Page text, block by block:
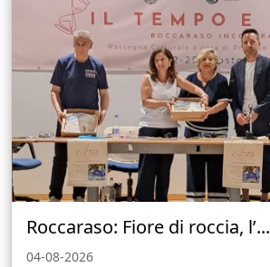
Roccaraso: Fiore di roccia, l’...
04-08-2026